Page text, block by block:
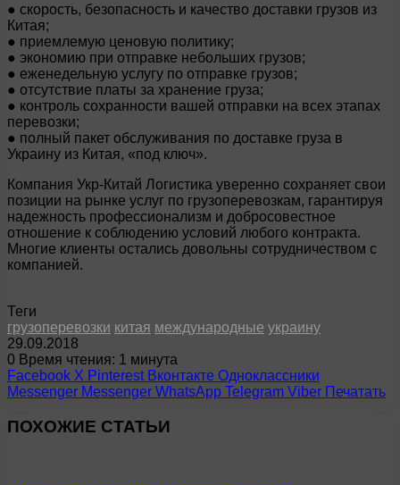
● скорость, безопасность и качество доставки грузов из
Китая;
● приемлемую ценовую политику;
● экономию при отправке небольших грузов;
● еженедельную услугу по отправке грузов;
● отсутствие платы за хранение груза;
● контроль сохранности вашей отправки на всех этапах
перевозки;
● полный пакет обслуживания по доставке груза в
Украину из Китая, «под ключ».
Компания Укр-Китай Логистика уверенно сохраняет свои
позиции на рынке услуг по грузоперевозкам, гарантируя
надежность профессионализм и добросовестное
отношение к соблюдению условий любого контракта.
Многие клиенты остались довольны сотрудничеством с
компанией.
Теги
грузоперевозки китая международные украину
29.09.2018
0 Время чтения: 1 минута
Facebook X Pinterest Вконтакте Одноклассники
Messenger Messenger WhatsApp Telegram Viber Печатать
ПОХОЖИЕ СТАТЬИ